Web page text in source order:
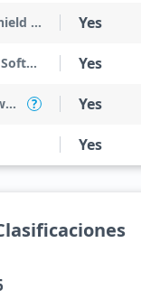
Intel Hardware Shield Eligibility Yes
Intel QuickAssist Software Acceleration Yes
Intel Control-Flow Enforcement Technology ? Yes
Yes